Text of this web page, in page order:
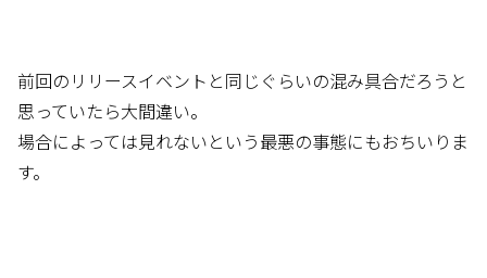
前回のリリースイベントと同じぐらいの混み具合だろうと
思っていたら大間違い。
場合によっては見れないという最悪の事態にもおちいりま
す。